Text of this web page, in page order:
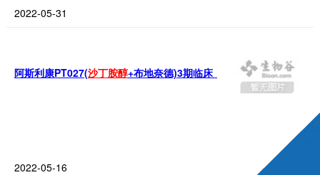
2022-05-31
阿斯利康PT027(沙丁胺醇+布地奈德)3期临床：作为按需抢救药物，
2022-05-16